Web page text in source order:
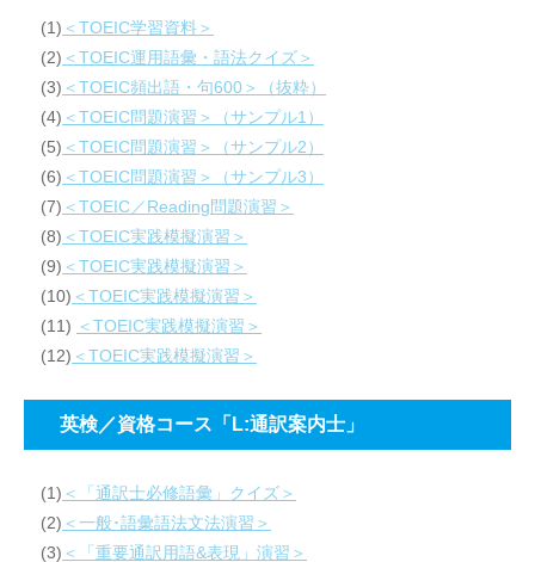
(1) ＜TOEIC学習資料＞
(2) ＜TOEIC運用語彙・語法クイズ＞
(3) ＜TOEIC頻出語・句600＞（抜粋）
(4) ＜TOEIC問題演習＞（サンプル1）
(5) ＜TOEIC問題演習＞（サンプル2）
(6) ＜TOEIC問題演習＞（サンプル3）
(7) ＜TOEIC／Reading問題演習＞
(8) ＜TOEIC実践模擬演習＞
(9) ＜TOEIC実践模擬演習＞
(10) ＜TOEIC実践模擬演習＞
(11) ＜TOEIC実践模擬演習＞
(12) ＜TOEIC実践模擬演習＞
英検／資格コース「L:通訳案内士」
(1) ＜「通訳士必修語彙」クイズ＞
(2) ＜一般･語彙語法文法演習＞
(3) ＜「重要通訳用語&表現」演習＞